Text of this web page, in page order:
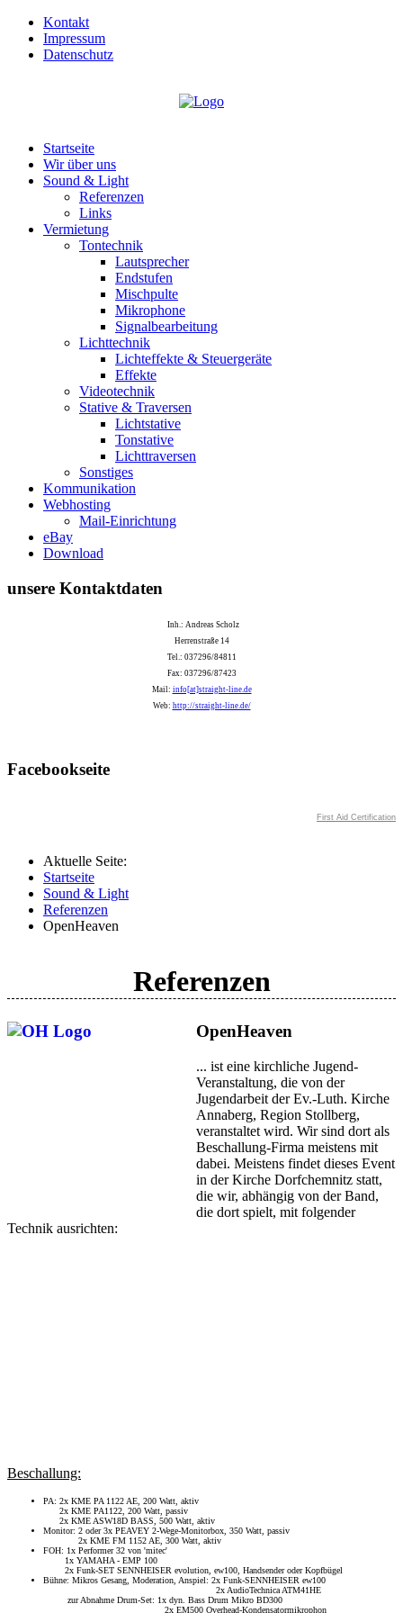
Kontakt
Impressum
Datenschutz
Startseite
Wir über uns
Sound & Light
Referenzen
Links
Vermietung
Tontechnik
Lautsprecher
Endstufen
Mischpulte
Mikrophone
Signalbearbeitung
Lichttechnik
Lichteffekte & Steuergeräte
Effekte
Videotechnik
Stative & Traversen
Lichtstative
Tonstative
Lichttraversen
Sonstiges
Kommunikation
Webhosting
Mail-Einrichtung
eBay
Download
unsere Kontaktdaten
Inh.: Andreas Scholz
Herrenstraße 14
Tel.: 037296/84811
Fax: 037296/87423
Mail: info[at]straight-line.de
Web: http://straight-line.de/
Facebookseite
First Aid Certification
Aktuelle Seite:
Startseite
Sound & Light
Referenzen
OpenHeaven
Referenzen
OpenHeaven
... ist eine kirchliche Jugend-
Veranstaltung, die von der
Jugendarbeit der Ev.-Luth. Kirche
Annaberg, Region Stollberg,
veranstaltet wird. Wir sind dort als
Beschallung-Firma meistens mit
dabei. Meistens findet dieses Event
in der Kirche Dorfchemnitz statt,
die wir, abhängig von der Band,
die dort spielt, mit folgender
Technik ausrichten:
Beschallung:
PA: 2x KME PA 1122 AE, 200 Watt, aktiv
2x KME PA1122, 200 Watt, passiv
2x KME ASW18D BASS, 500 Watt, aktiv
Monitor: 2 oder 3x PEAVEY 2-Wege-Monitorbox, 350 Watt, passiv
2x KME FM 1152 AE, 300 Watt, aktiv
FOH: 1x Performer 32 von 'mitec'
1x YAMAHA - EMP 100
2x Funk-SET SENNHEISER evolution, ew100, Handsender oder Kopfbügel
Bühne: Mikros Gesang, Moderation, Anspiel: 2x Funk-SENNHEISER ew100
2x AudioTechnica ATM41HE
zur Abnahme Drum-Set: 1x dyn. Bass Drum Mikro BD300
2x EM500 Overhead-Kondensatormikrophon